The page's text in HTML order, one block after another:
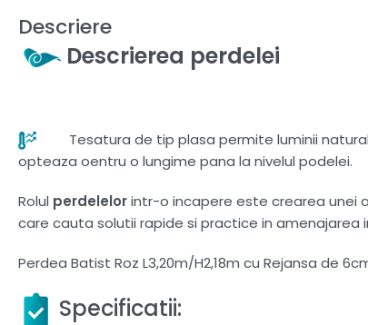
Descriere
Descrierea perdelei
Tesatura de tip plasa permite luminii
opteaza oentru o lungime pana la nivelul podelei.
Rolul perdelelorintr-o incapere este crearea unei
care cauta solutii rapide si practice in amenajarea
Perdea Batist Roz L3,20m/H2,18m cu Rejansa de
Specificatii: